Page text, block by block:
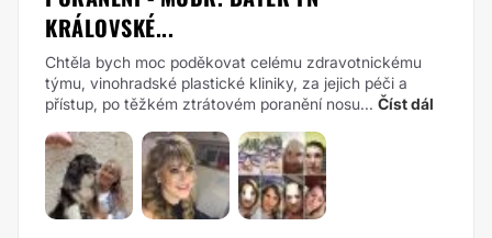
KRÁLOVSKÉ...
Chtěla bych moc poděkovat celému zdravotnickému
týmu, vinohradské plastické kliniky, za jejich péči a
přístup, po těžkém ztrátovém poranění nosu... Číst dál